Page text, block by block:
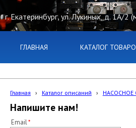
г. Екатеринбург, ул. Лукиных, д. 1А/2
ГЛАВНАЯ КАТАЛОГ
Главная › Каталог описаний › НАСОСНОЕ
Напишите нам!
Email